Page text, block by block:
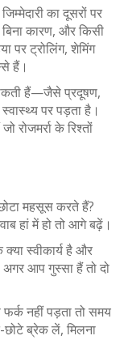
का दूसरों पर
कारण, और किसी
पर ट्रोलिंग, शेमिंग
हैं।
सकती हैं—जैसे प्रदूषण,
पर पड़ता है।
रोजमर्रा के रिश्तों
महसूस करते हैं?
हां में हो तो आगे बढ़ें।
स्वीकार्य है और
आप गुस्सा हैं तो दो
नहीं पड़ता तो समय
छोटे ब्रेक लें, मिलना